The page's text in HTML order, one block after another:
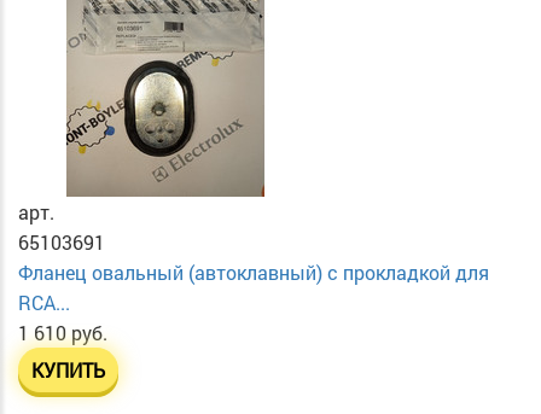
арт.
65103691
Фланец овальный (автоклавный) с прокладкой для
RCA...
1 610 руб.
КУПИТЬ